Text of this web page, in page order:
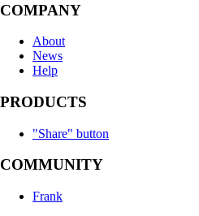
COMPANY
About
News
Help
PRODUCTS
"Share" button
COMMUNITY
Frank